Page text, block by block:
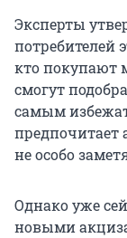
Эксперты
потребителей
кто покупают
смогут
самым
предпочитает
не особо
Однако уже
новыми